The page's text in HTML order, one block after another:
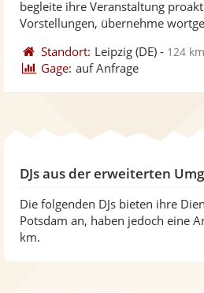
begleite ihre Veranstaltung
Vorstellungen, übernehme
Standort: Leipzig (DE) - 124
Gage: auf Anfrage
DJs aus der erweiterten
Die folgenden DJs bieten ihre
Potsdam an, haben jedoch eine
km.